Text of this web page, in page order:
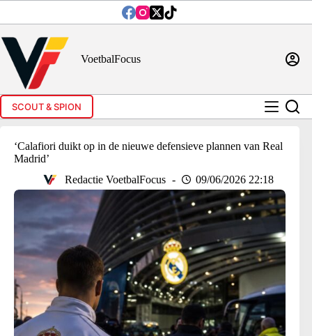
inhoud
VoetbalFocus
SCOUT & SPION
‘Calafiori duikt op in de nieuwe defensieve plannen van Real
Madrid’
Redactie VoetbalFocus
09/06/2026 22:18